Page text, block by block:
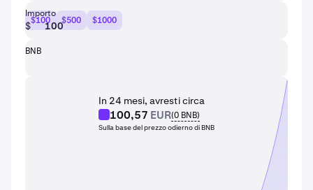
Importo
$$100 $500 $1000
BNB
In 24 mesi, avresti circa
100,57 EUR(0 BNB)
Sulla base del prezzo odierno di BNB